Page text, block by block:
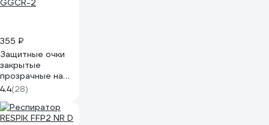
355 ₽
Защитные очки
закрытые
прозрачные на
резинке Gigant
GGСR-2
4.4(28)